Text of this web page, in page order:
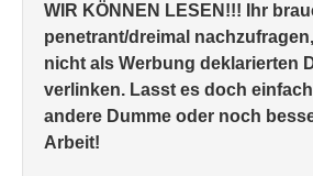
WIR KÖNNEN LESEN!!! Ihr
penetrant/dreimal
nicht als Werbung deklarierten
verlinken. Lasst es doch
andere Dumme oder noch
Arbeit!